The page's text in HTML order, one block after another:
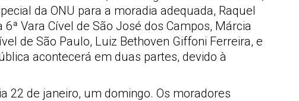
da ONU para a moradia adequada, Raquel
Vara Cível de São José dos Campos, Márcia
de São Paulo, Luiz Bethoven Giffoni Ferreira, e
acontecerá em duas partes, devido à
22 de janeiro, um domingo. Os moradores